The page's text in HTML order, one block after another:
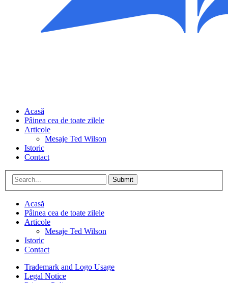
Acasă
Pâinea cea de toate zilele
Articole
Mesaje Ted Wilson
Istoric
Contact
Submit
Acasă
Pâinea cea de toate zilele
Articole
Mesaje Ted Wilson
Istoric
Contact
Trademark and Logo Usage
Legal Notice